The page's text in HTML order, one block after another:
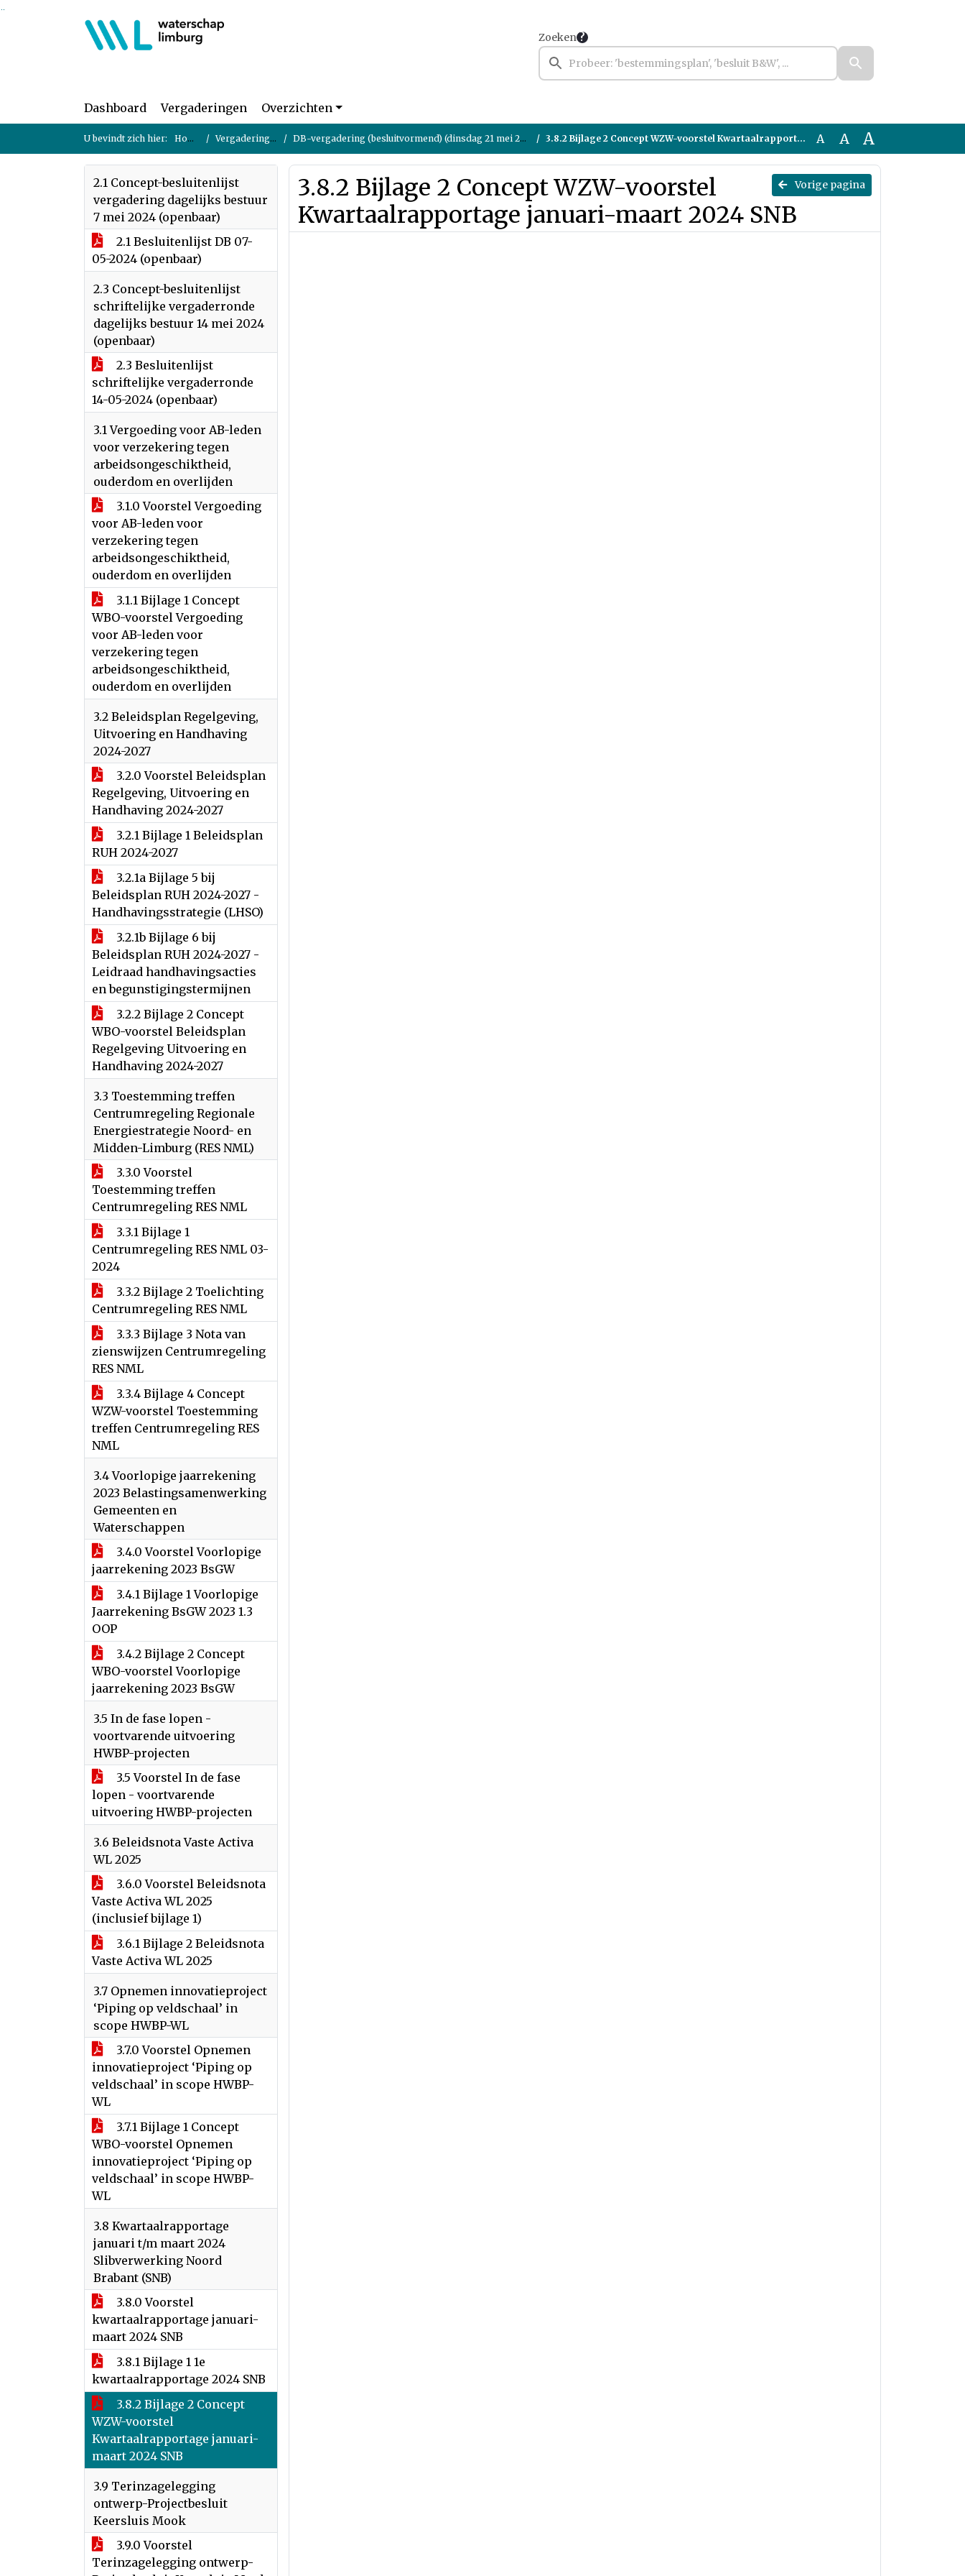
Ga naar de inhoud van deze pagina
Ga naar het zoeken
Ga naar het menu
Zoeken
Dashboard Vergaderingen Overzichten
U bevindt zich hier: Home Vergaderingen DB-vergadering (besluitvormend) (dinsdag 21 mei 2024) 3.8.2 Bijlage 2 Concept WZW-voorstel Kwartaalrapportage januari-maart 2024 SNB A A A
2.1 Concept-besluitenlijst
vergadering dagelijks bestuur
7 mei 2024 (openbaar)
2.1 Besluitenlijst DB 07-
05-2024 (openbaar)
2.3 Concept-besluitenlijst
schriftelijke vergaderronde
dagelijks bestuur 14 mei 2024
(openbaar)
2.3 Besluitenlijst
schriftelijke vergaderronde
14-05-2024 (openbaar)
3.1 Vergoeding voor AB-leden
voor verzekering tegen
arbeidsongeschiktheid,
ouderdom en overlijden
3.1.0 Voorstel Vergoeding
voor AB-leden voor
verzekering tegen
arbeidsongeschiktheid,
ouderdom en overlijden
3.1.1 Bijlage 1 Concept
WBO-voorstel Vergoeding
voor AB-leden voor
verzekering tegen
arbeidsongeschiktheid,
ouderdom en overlijden
3.2 Beleidsplan Regelgeving,
Uitvoering en Handhaving
2024-2027
3.2.0 Voorstel Beleidsplan
Regelgeving, Uitvoering en
Handhaving 2024-2027
3.2.1 Bijlage 1 Beleidsplan
RUH 2024-2027
3.2.1a Bijlage 5 bij
Beleidsplan RUH 2024-2027 -
Handhavingsstrategie (LHSO)
3.2.1b Bijlage 6 bij
Beleidsplan RUH 2024-2027 -
Leidraad handhavingsacties
en begunstigingstermijnen
3.2.2 Bijlage 2 Concept
WBO-voorstel Beleidsplan
Regelgeving Uitvoering en
Handhaving 2024-2027
3.3 Toestemming treffen
Centrumregeling Regionale
Energiestrategie Noord- en
Midden-Limburg (RES NML)
3.3.0 Voorstel
Toestemming treffen
Centrumregeling RES NML
3.3.1 Bijlage 1
Centrumregeling RES NML 03-
2024
3.3.2 Bijlage 2 Toelichting
Centrumregeling RES NML
3.3.3 Bijlage 3 Nota van
zienswijzen Centrumregeling
RES NML
3.3.4 Bijlage 4 Concept
WZW-voorstel Toestemming
treffen Centrumregeling RES
NML
3.4 Voorlopige jaarrekening
2023 Belastingsamenwerking
Gemeenten en
Waterschappen
3.4.0 Voorstel Voorlopige
jaarrekening 2023 BsGW
3.4.1 Bijlage 1 Voorlopige
Jaarrekening BsGW 2023 1.3
OOP
3.4.2 Bijlage 2 Concept
WBO-voorstel Voorlopige
jaarrekening 2023 BsGW
3.5 In de fase lopen -
voortvarende uitvoering
HWBP-projecten
3.5 Voorstel In de fase
lopen - voortvarende
uitvoering HWBP-projecten
3.6 Beleidsnota Vaste Activa
WL 2025
3.6.0 Voorstel Beleidsnota
Vaste Activa WL 2025
(inclusief bijlage 1)
3.6.1 Bijlage 2 Beleidsnota
Vaste Activa WL 2025
3.7 Opnemen innovatieproject
‘Piping op veldschaal’ in
scope HWBP-WL
3.7.0 Voorstel Opnemen
innovatieproject ‘Piping op
veldschaal’ in scope HWBP-
WL
3.7.1 Bijlage 1 Concept
WBO-voorstel Opnemen
innovatieproject ‘Piping op
veldschaal’ in scope HWBP-
WL
3.8 Kwartaalrapportage
januari t/m maart 2024
Slibverwerking Noord
Brabant (SNB)
3.8.0 Voorstel
kwartaalrapportage januari-
maart 2024 SNB
3.8.1 Bijlage 1 1e
kwartaalrapportage 2024 SNB
3.8.2 Bijlage 2 Concept
WZW-voorstel
Kwartaalrapportage januari-
maart 2024 SNB
3.9 Terinzagelegging
ontwerp-Projectbesluit
Keersluis Mook
3.9.0 Voorstel
Terinzagelegging ontwerp-
Vorige pagina
3.8.2 Bijlage 2 Concept WZW-voorstel
Kwartaalrapportage januari-maart 2024 SNB